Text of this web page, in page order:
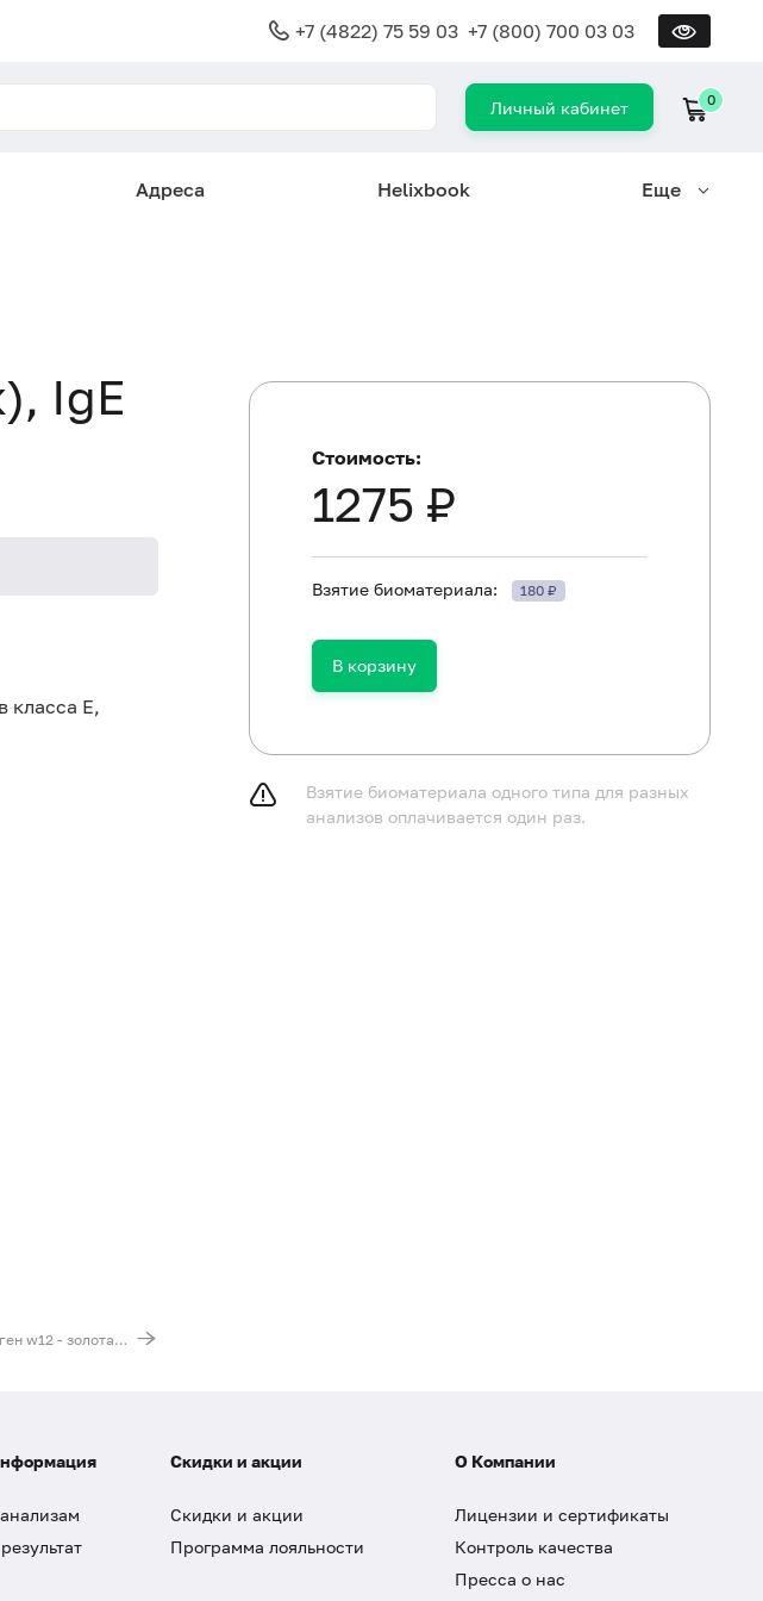
+7 (4822) 75 59 03 +7 (800) 700 03 03
Личный кабинет 0
Адреса Helixbook Еще
IgE
класса E,
Аллерген w12 - золотарник, IgE (ImmunoCAP)
Не курить в течение 30 минут до исследования.
Стоимость:
1275 ₽
Взятие биоматериала: 180 ₽
В корзину
Взятие биоматериала одного типа для разных
анализов оплачивается один раз.
Скидки и акции
Скидки и акции
Программа лояльности
О Компании
Лицензии и сертификаты
Контроль качества
Пресса о нас